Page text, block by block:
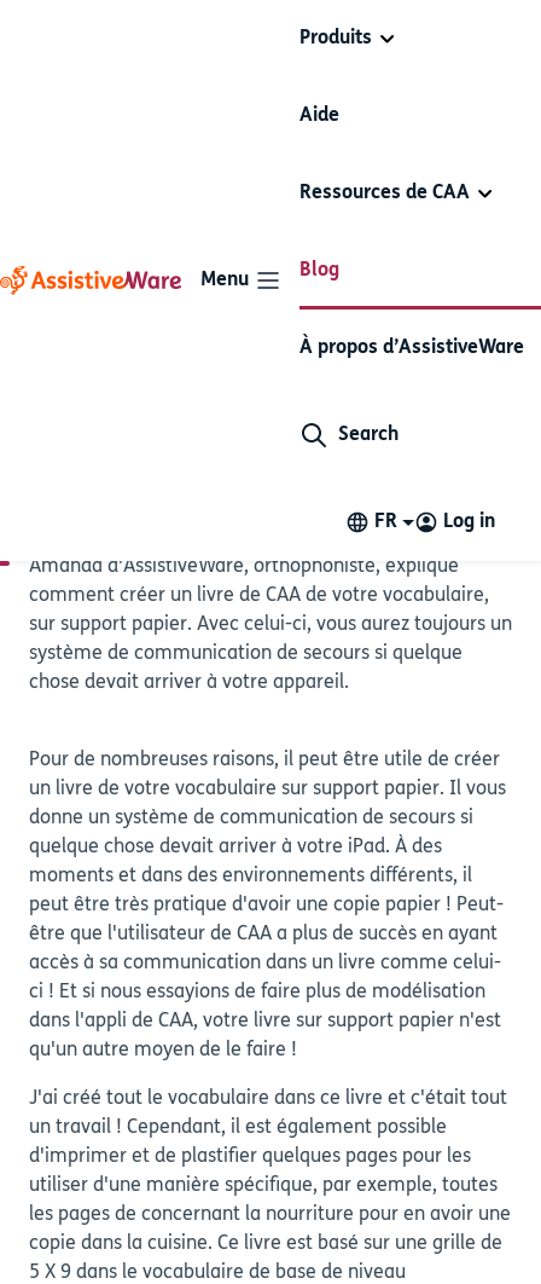
Menu
Produits
Aide
Ressources de CAA
Blog
À propos d’AssistiveWare
Search
FR Log in
Réalisation d'un livre de CAA
24 mai 2018
Amanda d'AssistiveWare, orthophoniste, explique
comment créer un livre de CAA de votre vocabulaire,
sur support papier. Avec celui-ci, vous aurez toujours un
système de communication de secours si quelque
chose devait arriver à votre appareil.
Pour de nombreuses raisons, il peut être utile de créer
un livre de votre vocabulaire sur support papier. Il vous
donne un système de communication de secours si
quelque chose devait arriver à votre iPad. À des
moments et dans des environnements différents, il
peut être très pratique d'avoir une copie papier ! Peut-
être que l'utilisateur de CAA a plus de succès en ayant
accès à sa communication dans un livre comme celui-
ci ! Et si nous essayions de faire plus de modélisation
dans l'appli de CAA, votre livre sur support papier n'est
qu'un autre moyen de le faire !
J'ai créé tout le vocabulaire dans ce livre et c'était tout
un travail ! Cependant, il est également possible
d'imprimer et de plastifier quelques pages pour les
utiliser d'une manière spécifique, par exemple, toutes
les pages de concernant la nourriture pour en avoir une
copie dans la cuisine. Ce livre est basé sur une grille de
5 X 9 dans le vocabulaire de base de niveau